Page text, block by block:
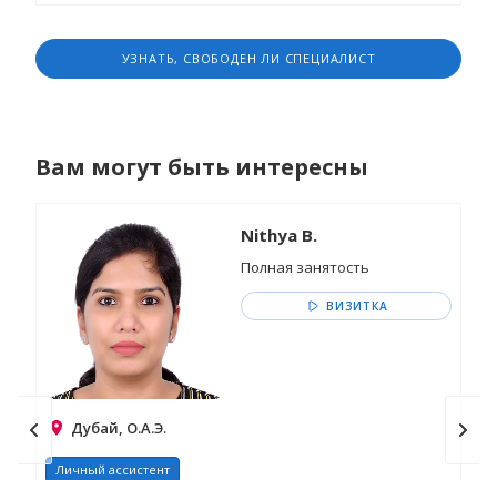
УЗНАТЬ, СВОБОДЕН ЛИ СПЕЦИАЛИСТ
Вам могут быть интересны
Nithya B.
Полная занятость
ВИЗИТКА
Дубай, О.А.Э.
Личный ассистент